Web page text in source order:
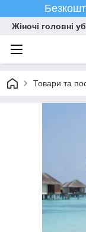
Жіночі головні
Товари та